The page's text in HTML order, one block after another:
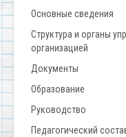
Основные сведения
Структура и органы
организацией
Документы
Образование
Руководство
Педагогический